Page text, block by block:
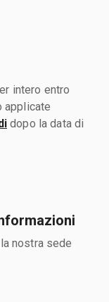
intero entro
applicate
dopo la data di
nostra sede